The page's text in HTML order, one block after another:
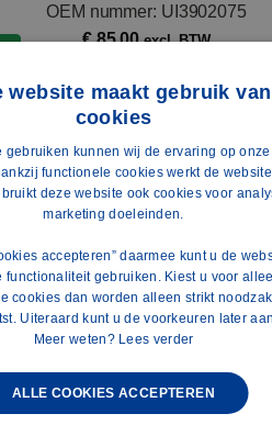
OEM nummer: UI3902075
€85,00 excl. BTW
Toevoegen aan
website maakt gebruik van
cookies
gebruiken kunnen wij de ervaring op
functionele cookies werkt de
deze website ook cookies voor
marketing doeleinden.
accepteren” daarmee kunt u de
functionaliteit gebruiken. Kiest u voor
cookies dan worden alleen strikt
Uiteraard kunt u de voorkeuren later
Meer weten? Lees verder
ALLE COOKIES ACCEPTEREN